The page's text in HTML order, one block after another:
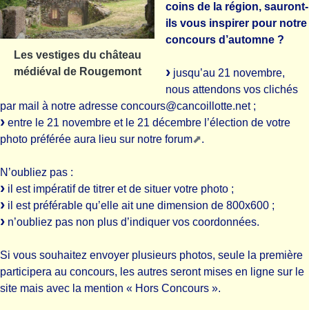
Les vestiges du château
médiéval de Rougemont
coins de la région, sauront-
ils vous inspirer pour notre
concours d’automne ?
jusqu’au 21 novembre,
nous attendons vos clichés
par mail à notre adresse concours@cancoillotte.net ;
entre le 21 novembre et le 21 décembre l’élection de votre
photo préférée aura lieu sur notre forum .
N’oubliez pas :
il est impératif de titrer et de situer votre photo ;
il est préférable qu’elle ait une dimension de 800x600 ;
n’oubliez pas non plus d’indiquer vos coordonnées.
Si vous souhaitez envoyer plusieurs photos, seule la première
participera au concours, les autres seront mises en ligne sur le
site mais avec la mention « Hors Concours ».